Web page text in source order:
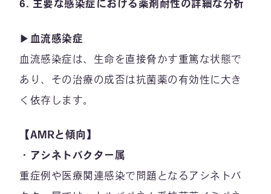
6. 主要な感染症における薬剤耐性の詳細な分析
▶︎ 血流感染症
血流感染症は、生命を直接脅かす重篤な状態で
あり、その治療の成否は抗菌薬の有効性に大き
く依存します。
【AMRと傾向】
・ アシネトバクター属
重症例や医療関連感染で問題となるアシネトバ